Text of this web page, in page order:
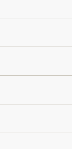
3명인거보면
00:18
00:18